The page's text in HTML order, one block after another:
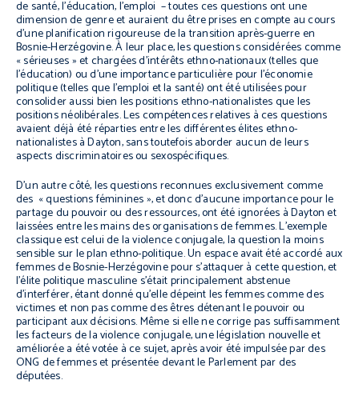
de santé, l'éducation, l'emploi – toutes ces questions ont une
dimension de genre et auraient du être prises en compte au cours
d'une planification rigoureuse de la transition après-guerre en
Bosnie-Herzégovine. À leur place, les questions considérées comme
« sérieuses » et chargées d'intérêts ethno-nationaux (telles que
l'éducation) ou d'une importance particulière pour l'économie
politique (telles que l'emploi et la santé) ont été utilisées pour
consolider aussi bien les positions ethno-nationalistes que les
positions néolibérales. Les compétences relatives à ces questions
avaient déjà été réparties entre les différentes élites ethno-
nationalistes à Dayton, sans toutefois aborder aucun de leurs
aspects discriminatoires ou sexospécifiques.
D'un autre côté, les questions reconnues exclusivement comme
des « questions féminines », et donc d'aucune importance pour le
partage du pouvoir ou des ressources, ont été ignorées à Dayton et
laissées entre les mains des organisations de femmes. L'exemple
classique est celui de la violence conjugale, la question la moins
sensible sur le plan ethno-politique. Un espace avait été accordé aux
femmes de Bosnie-Herzégovine pour s'attaquer à cette question, et
l'élite politique masculine s'était principalement abstenue
d'interférer, étant donné qu'elle dépeint les femmes comme des
victimes et non pas comme des êtres détenant le pouvoir ou
participant aux décisions. Même si elle ne corrige pas suffisamment
les facteurs de la violence conjugale, une législation nouvelle et
améliorée a été votée à ce sujet, après avoir été impulsée par des
ONG de femmes et présentée devant le Parlement par des
députées.